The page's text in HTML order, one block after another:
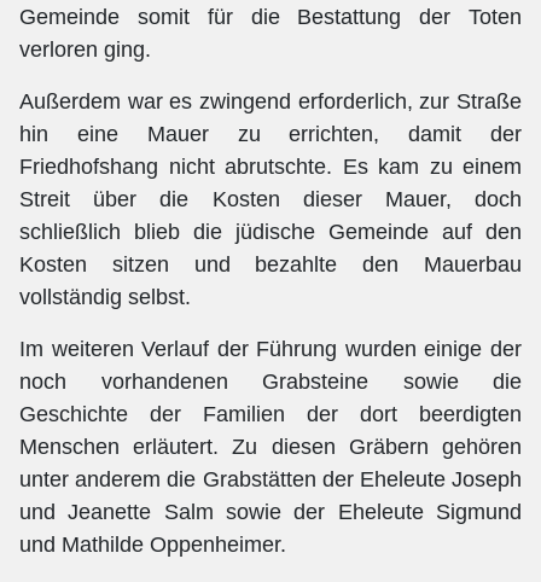
Gemeinde somit für die Bestattung der Toten
verloren ging.
Außerdem war es zwingend erforderlich, zur Straße
hin eine Mauer zu errichten, damit der
Friedhofshang nicht abrutschte. Es kam zu einem
Streit über die Kosten dieser Mauer, doch
schließlich blieb die jüdische Gemeinde auf den
Kosten sitzen und bezahlte den Mauerbau
vollständig selbst.
Im weiteren Verlauf der Führung wurden einige der
noch vorhandenen Grabsteine sowie die
Geschichte der Familien der dort beerdigten
Menschen erläutert. Zu diesen Gräbern gehören
unter anderem die Grabstätten der Eheleute Joseph
und Jeanette Salm sowie der Eheleute Sigmund
und Mathilde Oppenheimer.